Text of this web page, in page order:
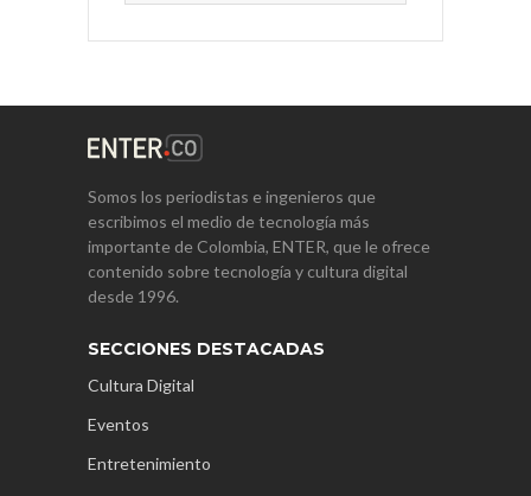
Somos los periodistas e ingenieros que
escribimos el medio de tecnología más
importante de Colombia, ENTER, que le ofrece
contenido sobre tecnología y cultura digital
desde 1996.
SECCIONES DESTACADAS
Cultura Digital
Eventos
Entretenimiento